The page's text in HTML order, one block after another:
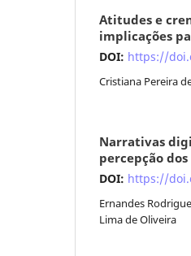
Atitudes e
implicações
DOI: https://
Cristiana Pereira
Narrativas
percepção
DOI: https://
Ernandes
Lima de Oliveira